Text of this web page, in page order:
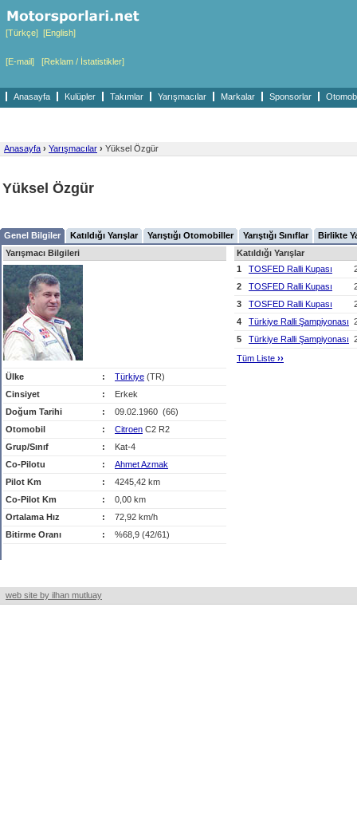
[Türkçe] [English]
[E-mail] [Reklam / İstatistikler]
Anasayfa Kulüpler Takımlar Yarışmacılar Markalar Sponsorlar
Anasayfa › Yarışmacılar › Yüksel Özgür
Yüksel Özgür
Genel Bilgiler Katıldığı Yarışlar Yarıştığı Otomobiller Yarıştığı Sınıflar
Birlikte
Yarışmacı Bilgileri
Ülke : Türkiye (TR)
Cinsiyet
:
Erkek
Doğum Tarihi
:
09.02.1960 (66)
Otomobil
: Citroen C2 R2
Grup/Sınıf
:
Kat-4
Co-Pilotu
:
Ahmet Azmak
Pilot Km
:
4245,42 km
Co-Pilot Km
:
0,00 km
Ortalama Hız
:
72,92 km/h
Bitirme Oranı
: %68,9 (42/61)
Katıldığı Yarışlar
1
TOSFED Ralli Kupası
2
TOSFED Ralli Kupası
3
TOSFED Ralli Kupası
4
Türkiye Ralli Şampiyonası
5
Türkiye Ralli Şampiyonası
Tüm Liste ››
web site by ilhan mutluay